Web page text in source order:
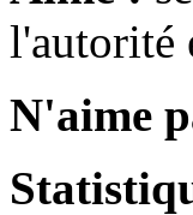
l'autorité
N'aime